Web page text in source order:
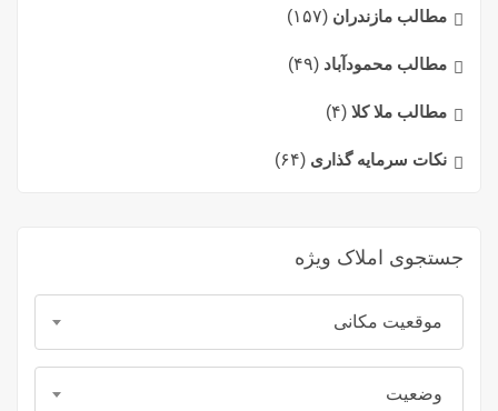
مطالب مازندران (۱۵۷)
مطالب محمودآباد (۴۹)
مطالب ملا کلا (۴)
نکات سرمایه گذاری (۶۴)
جستجوی املاک ویژه
موقعیت مکانی
وضعیت